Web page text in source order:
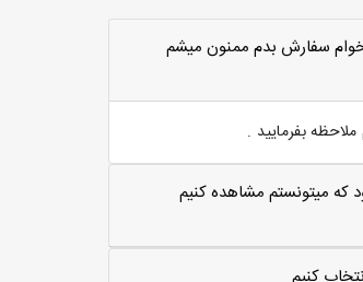
سفارش بدم ممنون ميشم
بفرمایید .
جوری بود که میتونستم مشاهده کنیم